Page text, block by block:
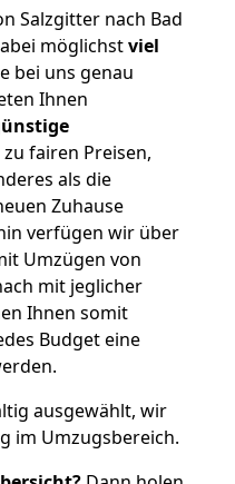
Salzgitter nach Bad
möglichstviel
bei uns genau
Ihnen
zu fairen Preisen,
als die
Zuhause
verfügen wir über
Umzügen von
mit jeglicher
Ihnen somit
Budget eine
ausgewählt, wir
im Umzugsbereich.